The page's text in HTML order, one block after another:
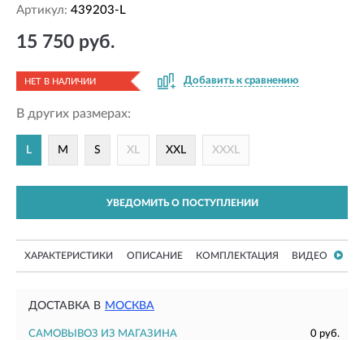
Артикул: 439203-L
15 750 руб.
НЕТ В НАЛИЧИИ Добавить к сравнению
В других размерах:
L M S XL XXL XXXL
УВЕДОМИТЬ О ПОСТУПЛЕНИИ
ХАРАКТЕРИСТИКИ ОПИСАНИЕ КОМПЛЕКТАЦИЯ ВИДЕО
ДОСТАВКА В МОСКВА
САМОВЫВОЗ ИЗ МАГАЗИНА
0 руб.